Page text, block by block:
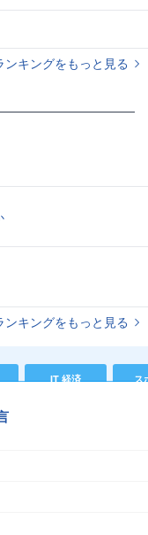
キングをもっと見る
キングをもっと見る
IT 経済 ス